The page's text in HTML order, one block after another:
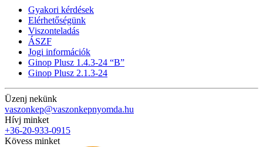
Gyakori kérdések
Elérhetőségünk
Viszonteladás
ÁSZF
Jogi információk
Ginop Plusz 1.4.3-24 “B”
Ginop Plusz 2.1.3-24
Üzenj nekünk
vaszonkep@vaszonkepnyomda.hu
Hívj minket
+36-20-933-0915
Kövess minket